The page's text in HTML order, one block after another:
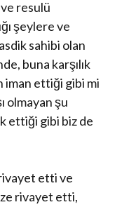
ve resulü
şeylere ve
sahibi olan
buna karşılık
iman ettiği gibi mi
olmayan şu
ettiği gibi biz de
etti ve
rivayet etti,